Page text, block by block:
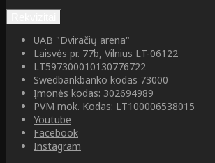
UAB "Dviračių arena"
Laisvės pr. 77b, Vilnius LT-06122
LT597300010130776722
Swedbankbanko kodas 73000
Įmonės kodas: 302694989
PVM mok. Kodas: LT100006538015
Youtube
Facebook
Instagram